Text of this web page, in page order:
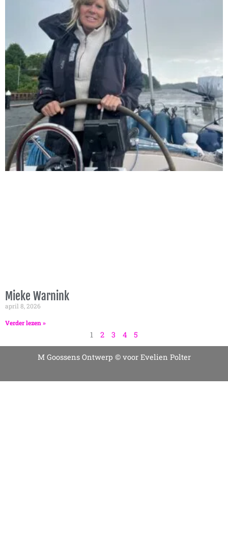
Mieke Warnink
april 8, 2026
Verder lezen »
1 2 3 4 5
M Goossens Ontwerp © voor Evelien Polter